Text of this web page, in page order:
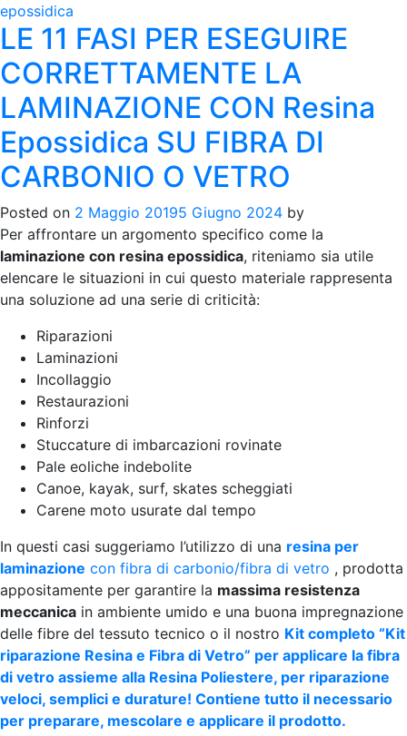
epossidica
LE 11 FASI PER ESEGUIRE
CORRETTAMENTE LA
LAMINAZIONE CON Resina
Epossidica SU FIBRA DI
CARBONIO O VETRO
Posted on 2 Maggio 20195 Giugno 2024 by
Per affrontare un argomento specifico come la
laminazione con resina epossidica, riteniamo sia utile
elencare le situazioni in cui questo materiale rappresenta
una soluzione ad una serie di criticità:
Riparazioni
Laminazioni
Incollaggio
Restaurazioni
Rinforzi
Stuccature di imbarcazioni rovinate
Pale eoliche indebolite
Canoe, kayak, surf, skates scheggiati
Carene moto usurate dal tempo
In questi casi suggeriamo l’utilizzo di una resina per
laminazione con fibra di carbonio/fibra di vetro , prodotta
appositamente per garantire la massima resistenza
meccanica in ambiente umido e una buona impregnazione
delle fibre del tessuto tecnico o il nostro Kit completo “Kit
riparazione Resina e Fibra di Vetro” per applicare la fibra
di vetro assieme alla Resina Poliestere, per riparazione
veloci, semplici e durature! Contiene tutto il necessario
per preparare, mescolare e applicare il prodotto.